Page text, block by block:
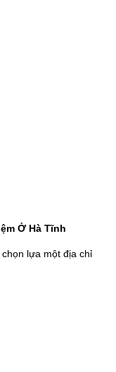
Ở Hà Tĩnh
lựa một địa chỉ